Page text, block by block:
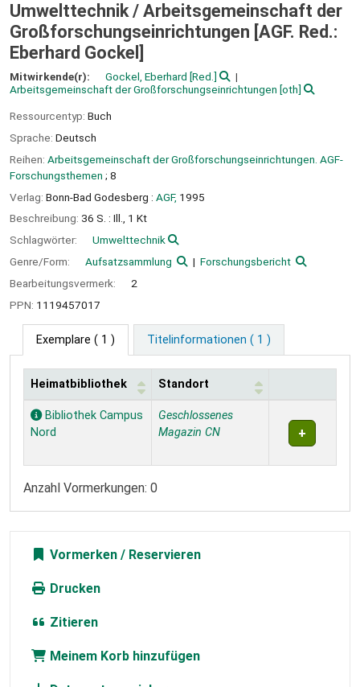
Umwelttechnik / Arbeitsgemeinschaft der
Großforschungseinrichtungen [AGF. Red.:
Eberhard Gockel]
Mitwirkende(r): Gockel, Eberhard [Red.]
Arbeitsgemeinschaft der Großforschungseinrichtungen [oth]
Ressourcentyp: Buch
Sprache: Deutsch
Reihen: Arbeitsgemeinschaft der Großforschungseinrichtungen. AGF-
Forschungsthemen ; 8
Verlag: Bonn-Bad Godesberg : AGF, 1995
Beschreibung: 36 S. : Ill., 1 Kt
Schlagwörter:
Umwelttechnik
Genre/Form:
Aufsatzsammlung
Forschungsbericht
Bearbeitungsvermerk:
2
PPN: 1119457017
Exemplare ( 1 ) Titelinformationen ( 1 )
Exemplare
Heimatbibliothek Standort
Bibliothek Campus
Nord
Geschlossenes
Magazin CN
Anzahl Vormerkungen: 0
Vormerken
Drucken
Zitieren
Meinem Korb hinzufügen